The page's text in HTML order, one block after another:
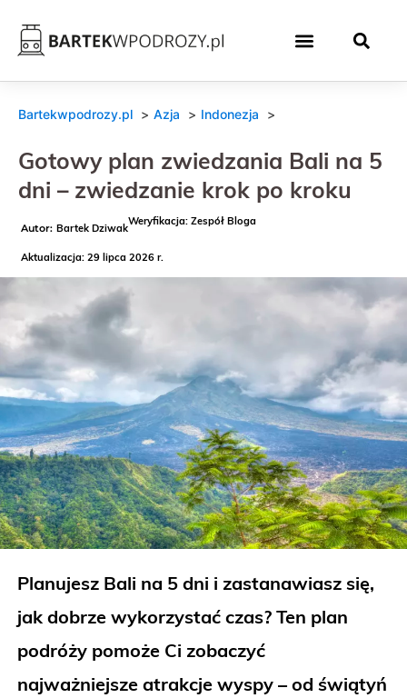
Bartekwpodrozy.pl Azja Indonezja
Gotowy plan zwiedzania Bali na 5
dni – zwiedzanie krok po kroku
Bartek Dziwak
Weryfikacja: Zespół Bloga
Aktualizacja: 29 lipca 2026 r.
Planujesz Bali na 5 dni i zastanawiasz się,
jak dobrze wykorzystać czas? Ten plan
podróży pomoże Ci zobaczyć
najważniejsze atrakcje wyspy – od świątyń